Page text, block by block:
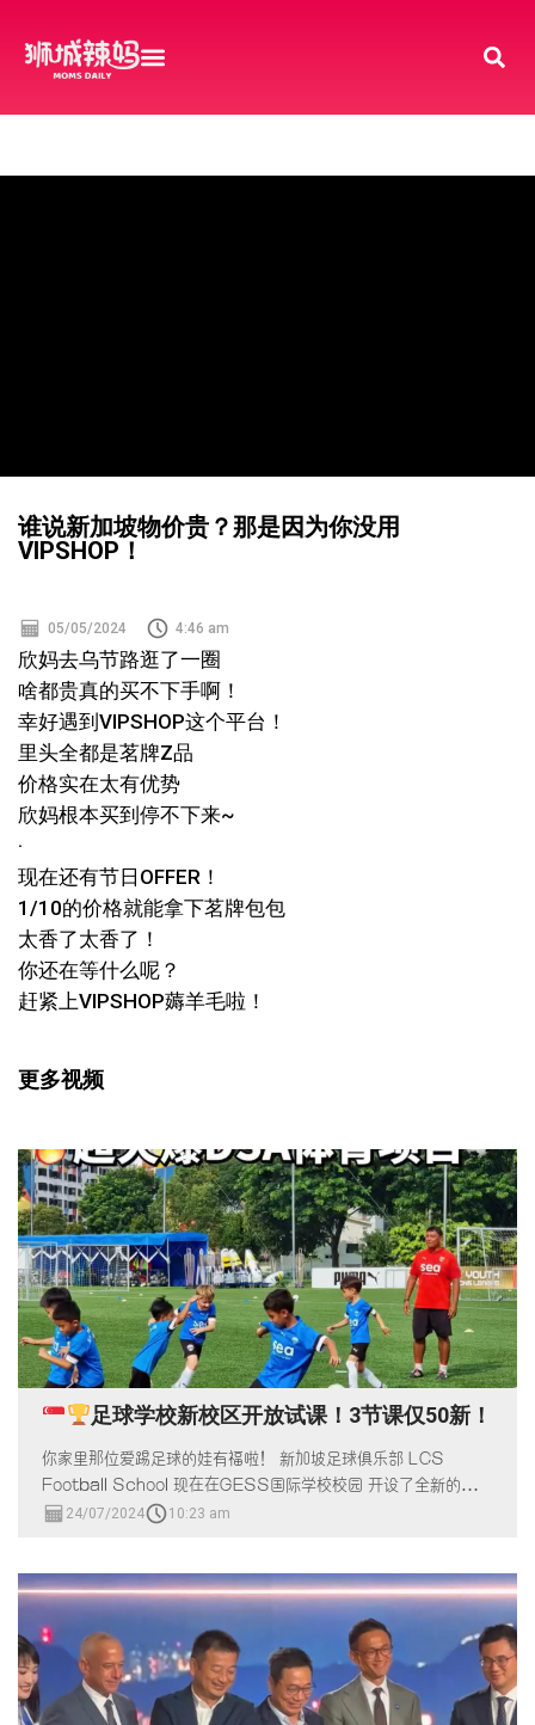
谁说新加坡物价贵？那是因为你没用
VIPSHOP！
05/05/2024 4:46 am
欣妈去乌节路逛了一圈
啥都贵真的买不下手啊！
幸好遇到VIPSHOP这个平台！
里头全都是茗牌Z品
价格实在太有优势
欣妈根本买到停不下来~
·
现在还有节日OFFER！
1/10的价格就能拿下茗牌包包
太香了太香了！
你还在等什么呢？
赶紧上VIPSHOP薅羊毛啦！
更多视频
足球学校新校区开放试课！3节课仅50新！
你家里那位爱踢足球的娃有福啦！ 新加坡足球俱乐部 LCS
Football School 现在在GESS国际学校校园 开设了全新的足球
训练校区！
24/07/2024 10:23 am